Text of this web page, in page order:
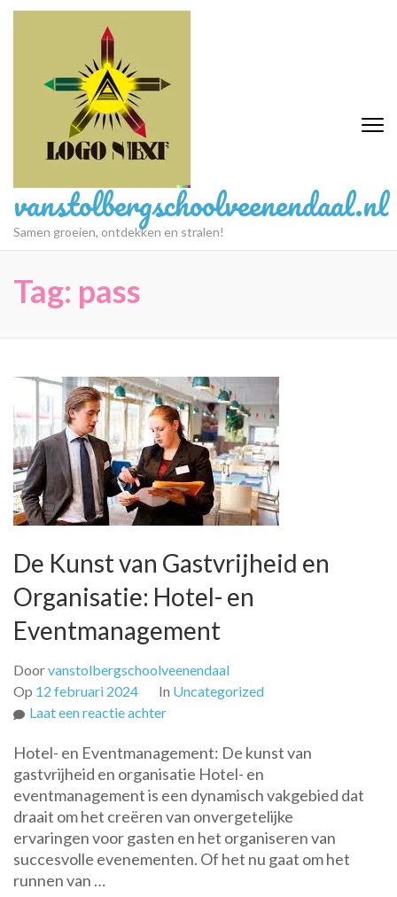
Ga
vanstolbergschoolveenendaal.nl
Samen groeien, ontdekken en stralen!
Tag: pass
De Kunst van Gastvrijheid en
Organisatie: Hotel- en
Eventmanagement
Doorvanstolbergschoolveenendaal
Op 12 februari 2024 In Uncategorized
Laat een reactie achterop
Kunst
van
Gastvrijheid
en
Organisatie:
Hotel-
Hotel- en Eventmanagement: De kunst van
gastvrijheid en organisatie Hotel- en
eventmanagement is een dynamisch vakgebied dat
draait om het creëren van onvergetelijke
ervaringen voor gasten en het organiseren van
succesvolle evenementen. Of het nu gaat om het
runnen van …